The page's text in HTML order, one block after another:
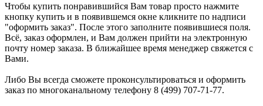
Чтобы купить понравившийся Вам товар просто нажмите
кнопку купить и в появившемся окне кликните по надписи
"оформить заказ". После этого заполните появившиеся поля.
Всё, заказ оформлен, и Вам должен прийти на электронную
почту номер заказа. В ближайшее время менеджер свяжется с
Вами.
Либо Вы всегда сможете проконсультироваться и оформить
заказ по многоканальному телефону 8 (499) 707-71-77.